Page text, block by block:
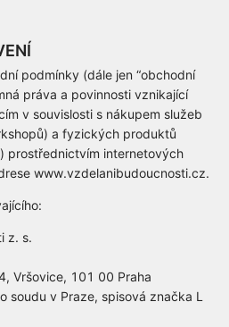
podmínky (dále jen “obchodní
práva a povinnosti vznikající
v souvislosti s nákupem služeb
a fyzických produktů
prostřednictvím internetových
www.vzdelanibudoucnosti.cz.
z. s.
Vršovice, 101 00 Praha
soudu v Praze, spisová značka L